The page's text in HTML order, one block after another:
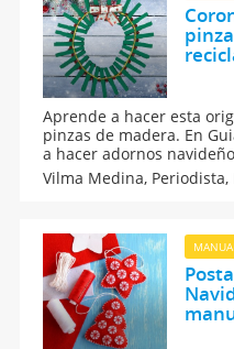
Aprende a hacer esta
pinzas de madera. En
a hacer adornos
Hemos elaborado una
pinzas de la ropa, para
Vilma Medina, Periodista,